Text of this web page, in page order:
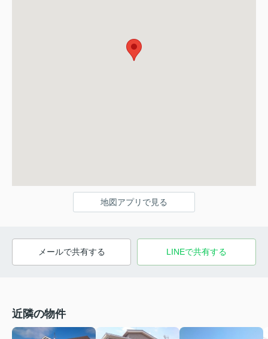
地図アプリで見る
メールで共有する LINEで共有する
近隣の物件